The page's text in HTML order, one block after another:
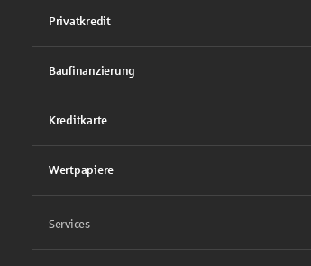
Privatkredit
Baufinanzierung
Kreditkarte
Wertpapiere
Services